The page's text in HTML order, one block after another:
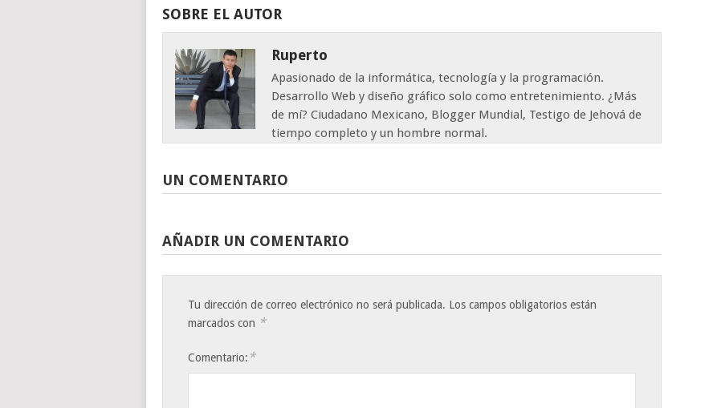
SOBRE EL AUTOR
Ruperto
Apasionado de la informática, tecnología y la programación.
Desarrollo Web y diseño gráfico solo como entretenimiento. ¿Más
de mí? Ciudadano Mexicano, Blogger Mundial, Testigo de Jehová de
tiempo completo y un hombre normal.
UN COMENTARIO
AÑADIR UN COMENTARIO
Tu dirección de correo electrónico no será publicada. Los campos obligatorios están
marcados con *
Comentario: *